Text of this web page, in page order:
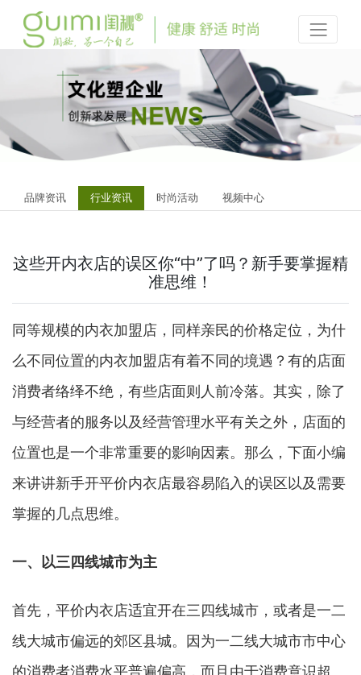
品牌资讯 行业资讯 时尚活动 视频中心
这些开内衣店的误区你“中”了吗？新手要掌握精
准思维！
同等规模的内衣加盟店，同样亲民的价格定位，为什
么不同位置的内衣加盟店有着不同的境遇？有的店面
消费者络绎不绝，有些店面则人前冷落。其实，除了
与经营者的服务以及经营管理水平有关之外，店面的
位置也是一个非常重要的影响因素。那么，下面小编
来讲讲新手开平价内衣店最容易陷入的误区以及需要
掌握的几点思维。
一、以三四线城市为主
首先，平价内衣店适宜开在三四线城市，或者是一二
线大城市偏远的郊区县城。因为一二线大城市市中心
的消费者消费水平普遍偏高，而且由于消费意识超